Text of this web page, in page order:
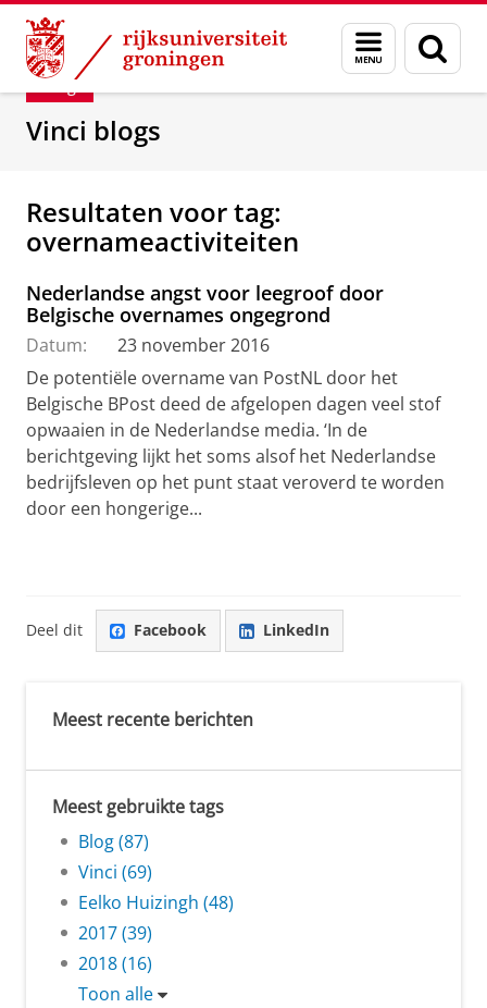
Skip
Content
Skip
Navigation
Menu
en
zoeken
Department of Innovation Management &
Blog
Vinci blogs
Resultaten voor tag:
overnameactiviteiten
Nederlandse angst voor leegroof door
Belgische overnames ongegrond
Datum:
23 november 2016
De potentiële overname van PostNL door het
Belgische BPost deed de afgelopen dagen veel stof
opwaaien in de Nederlandse media. ‘In de
berichtgeving lijkt het soms alsof het Nederlandse
bedrijfsleven op het punt staat veroverd te worden
door een hongerige...
Deel dit Facebook LinkedIn
Meest recente berichten
Meest gebruikte tags
Blog (87)
Vinci (69)
Eelko Huizingh (48)
2017 (39)
2018 (16)
Toon alle